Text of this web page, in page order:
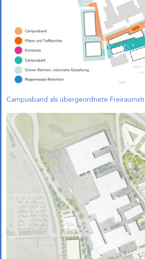
bereits Mitte 2024
und unsere
wurde beauftragt, das
Rahmen eines
Entwurfs weiterzuentwickeln.
UdK tuesday.
und Strategien: Vortrag an
Am 09.12.2025 um 19:00
Wettbewerbe und
UdK tuesday im Café Kubik
Universität der Künste zu
freuen uns über die
McGraw-Gelände Ost,
München (Objektplanung)
Campusband als übergeordnete